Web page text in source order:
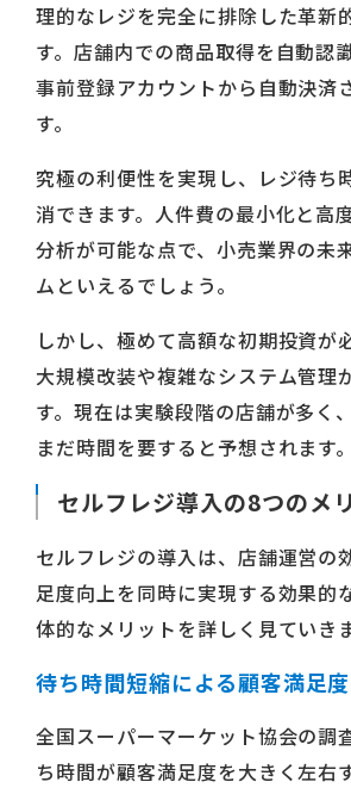
理的なレジを完全に排除した革新
す。店舗内での商品取得を自動認
事前登録アカウントから自動決済
す。
究極の利便性を実現し、レジ待ち
消できます。人件費の最小化と高
分析が可能な点で、小売業界の未
ムといえるでしょう。
しかし、極めて高額な初期投資が
大規模改装や複雑なシステム管理
す。現在は実験段階の店舗が多く
まだ時間を要すると予想されます。
セルフレジ導入の8つのメ
セルフレジの導入は、店舗運営の
足度向上を同時に実現する効果的
体的なメリットを詳しく見ていき
待ち時間短縮による顧客満足
全国スーパーマーケット協会の調
ち時間が顧客満足度を大きく左右